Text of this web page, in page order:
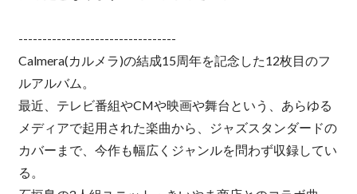
---------------------------------
Calmera(カルメラ)の結成15周年を記念した12枚目のフ
ルアルバム。
最近、テレビ番組やCMや映画や舞台という、あらゆる
メディアで起用された楽曲から、ジャズスタンダードの
カバーまで、今作も幅広くジャンルを問わず収録してい
る。